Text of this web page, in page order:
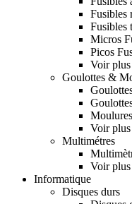
Fusibles
Fusibles
Micros
Picos
Voir plus
Goulottes &
Voir plus
Multimétres
Voir plus
Informatique
Disques durs